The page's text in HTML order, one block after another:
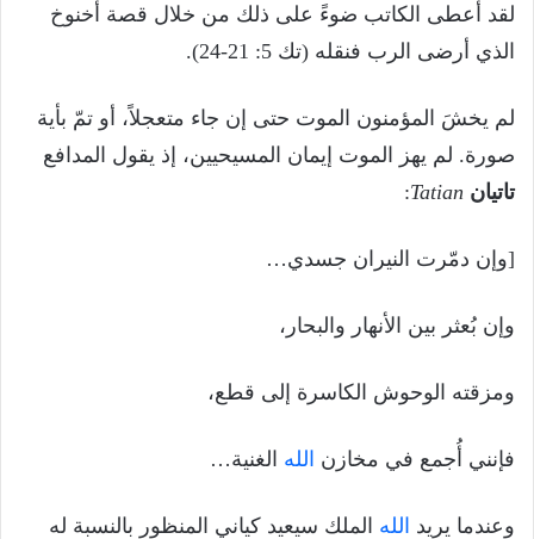
لقد أعطى الكاتب ضوءً على ذلك من خلال قصة أخنوخ
الذي أرضى الرب فنقله (تك 5: 21-24).
لم يخشَ المؤمنون الموت حتى إن جاء متعجلاً، أو تمّ بأية
صورة. لم يهز الموت إيمان المسيحيين، إذ يقول المدافع
تاتيان Tatian
:
[وإن دمّرت النيران جسدي…
وإن بُعثر بين الأنهار والبحار،
ومزقته الوحوش الكاسرة إلى قطع،
فإنني أُجمع في مخازن الله الغنية…
وعندما يريد الله الملك سيعيد كياني المنظور بالنسبة له